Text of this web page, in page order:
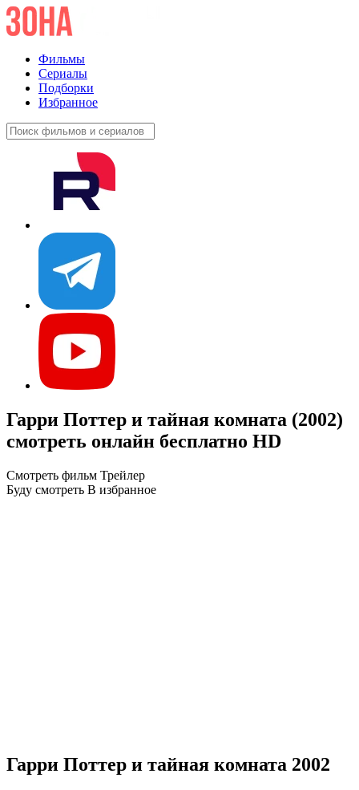
Фильмы
Сериалы
Подборки
Избранное
Гарри Поттер и тайная комната (2002)
смотреть онлайн бесплатно HD
Смотреть фильм Трейлер
Буду смотреть В избранное
Гарри Поттер и тайная комната 2002